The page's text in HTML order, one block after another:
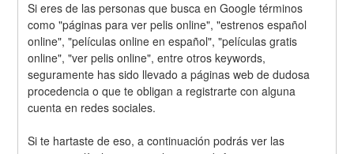
Si eres de las personas que busca en Google términos
como "páginas para ver pelis online", "estrenos español
online", "películas online en español", "películas gratis
online", "ver pelis online", entre otros keywords,
seguramente has sido llevado a páginas web de dudosa
procedencia o que te obligan a registrarte con alguna
cuenta en redes sociales.
Si te hartaste de eso, a continuación podrás ver las